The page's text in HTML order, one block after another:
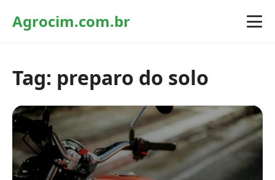
Agrocim.com.br
Tag: preparo do solo